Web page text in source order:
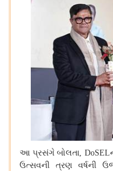
આ પ્રસંગે બોલતા , DoSEL
ઉત્સવની ત્રણ વર્ષની